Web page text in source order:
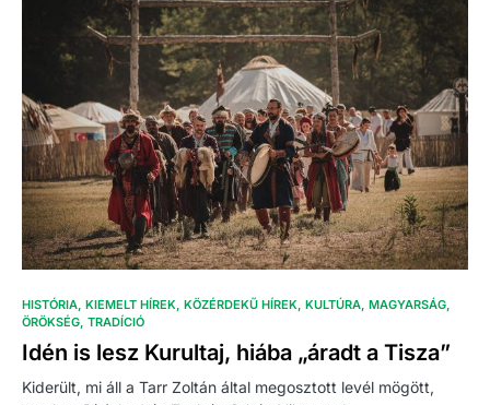
HISTÓRIA KIEMELT HÍREK KÖZÉRDEKŰ HÍREK KULTÚRA MAGYARSÁG
ÖRÖKSÉG TRADÍCIÓ
Idén is lesz Kurultaj, hiába „áradt a Tisza”
Kiderült, mi áll a Tarr Zoltán által megosztott levél mögött,